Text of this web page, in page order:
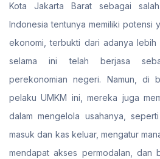
Kota Jakarta Barat sebagai
Indonesia tentunya memiliki potensi
ekonomi, terbukti dari adanya
selama ini telah berjasa
perekonomian negeri. Namun, di
pelaku UMKM ini, mereka juga
dalam mengelola usahanya,
masuk dan kas keluar, mengatur
mendapat akses permodalan, dan